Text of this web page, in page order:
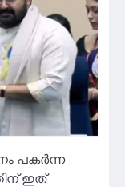
പകർന്ന
ഇത്